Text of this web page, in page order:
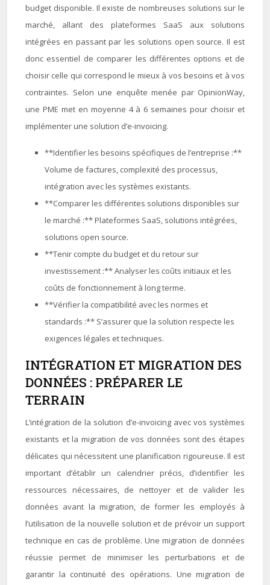
budget disponible. Il existe de nombreuses solutions sur le
marché, allant des plateformes SaaS aux solutions
intégrées en passant par les solutions open source. Il est
donc essentiel de comparer les différentes options et de
choisir celle qui correspond le mieux à vos besoins et à vos
contraintes. Selon une enquête menée par OpinionWay,
une PME met en moyenne 4 à 6 semaines pour choisir et
implémenter une solution d’e-invoicing.
**Identifier les besoins spécifiques de l’entreprise :**
Volume de factures, complexité des processus,
intégration avec les systèmes existants.
**Comparer les différentes solutions disponibles sur
le marché :** Plateformes SaaS, solutions intégrées,
solutions open source.
**Tenir compte du budget et du retour sur
investissement :** Analyser les coûts initiaux et les
coûts de fonctionnement à long terme.
**Vérifier la compatibilité avec les normes et
standards :** S’assurer que la solution respecte les
exigences légales et techniques.
INTÉGRATION ET MIGRATION DES
DONNÉES : PRÉPARER LE
TERRAIN
L’intégration de la solution d’e-invoicing avec vos systèmes
existants et la migration de vos données sont des étapes
délicates qui nécessitent une planification rigoureuse. Il est
important d’établir un calendrier précis, d’identifier les
ressources nécessaires, de nettoyer et de valider les
données avant la migration, de former les employés à
l’utilisation de la nouvelle solution et de prévoir un support
technique en cas de problème. Une migration de données
réussie permet de minimiser les perturbations et de
garantir la continuité des opérations. Une migration de